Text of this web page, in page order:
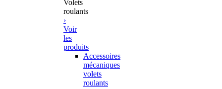
Volets
roulants
›
Voir
les
produits
Accessoires
mécaniques
volets
roulants